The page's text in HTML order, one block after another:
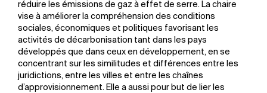
réduire les émissions de gaz à effet de serre. La chaire
vise à améliorer la compréhension des conditions
sociales, économiques et politiques favorisant les
activités de décarbonisation tant dans les pays
développés que dans ceux en développement, en se
concentrant sur les similitudes et différences entre les
juridictions, entre les villes et entre les chaînes
d’approvisionnement. Elle a aussi pour but de lier les